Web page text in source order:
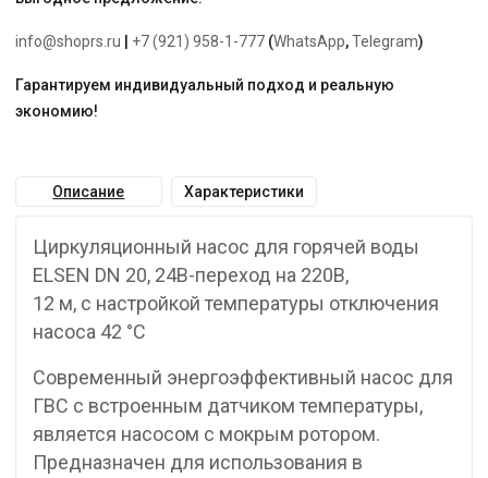
мм
info@shoprs.ru +7 (921) 958-1-777 (WhatsApp,Telegram)
Гарантируем индивидуальный подход и реальную
экономию!
Описание Характеристики
Циркуляционный насос для горячей воды
ELSEN DN 20, 24В-переход на 220В,
12 м, с настройкой температуры отключения
насоса 42 °C
Современный энергоэффективный насос для
ГВС с встроенным датчиком температуры,
является насосом с мокрым ротором.
Предназначен для использования в